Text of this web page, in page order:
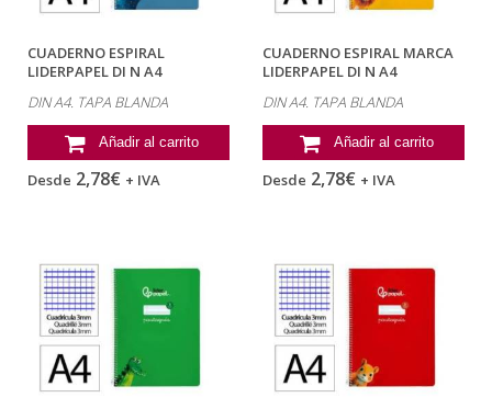
CUADERNO ESPIRAL
LIDERPAPEL DI N A4
DIN A4. TAPA BLANDA
Añadir al carrito
Desde 2,78€ + IVA
CUADERNO ESPIRAL MARCA
LIDERPAPEL DI N A4
DIN A4. TAPA BLANDA
Añadir al carrito
Desde 2,78€ + IVA